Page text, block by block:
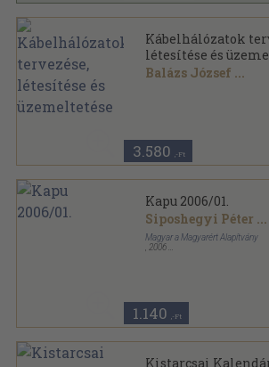
Kábelhálózatok
létesítése és
Balázs József ...
3.580 ,-Ft
Kapu 2006/01.
Siposhegyi Péter ...
Magyar a Magyarért Alapítvány
2006
1.140 ,-Ft
Kistarcsai